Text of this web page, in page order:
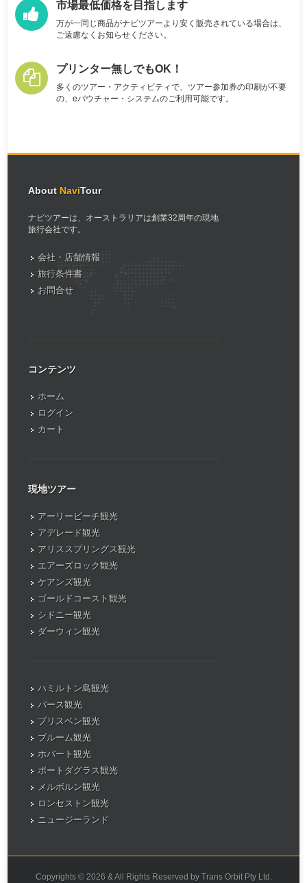
市場最低価格を目指します
万が一同じ商品がナビツアーより安く販売されている場合は、
ご遠慮なくお知らせください。
プリンター無しでもOK！
多くのツアー・アクティビティで、ツアー参加券の印刷が不要
の、eバウチャー・システムのご利用可能です。
About NaviTour
ナビツアーは、オーストラリアは創業32周年の現地
旅行会社です。
会社・店舗情報
旅行条件書
お問合せ
コンテンツ
ホーム
ログイン
カート
現地ツアー
アーリービーチ観光
アデレード観光
アリススプリングス観光
エアーズロック観光
ケアンズ観光
ゴールドコースト観光
シドニー観光
ダーウィン観光
ハミルトン島観光
パース観光
ブリスベン観光
ブルーム観光
ホバート観光
ポートダグラス観光
メルボルン観光
ロンセストン観光
ニュージーランド
Copyrights © 2026 & All Rights Reserved by Trans Orbit Pty Ltd.